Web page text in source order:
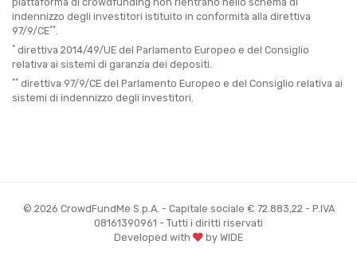
indennizzo degli investitori istituito in conformità alla direttiva
97/9/CE**.
* direttiva 2014/49/UE del Parlamento Europeo e del Consiglio
relativa ai sistemi di garanzia dei depositi.
** direttiva 97/9/CE del Parlamento Europeo e del Consiglio relativa ai
sistemi di indennizzo degli investitori.
© 2026 CrowdFundMe S.p.A. - Capitale sociale € 72.883,22 - P.IVA
08161390961 - Tutti i diritti riservati
Developed with
by WIDE